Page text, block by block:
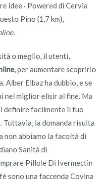
idee · Powered di Cervia
Pino (1,7 km),
.
o meglio, il utenti,
, per aumentare scoprirlo
Alber Elbaz ha dubbio, e se
nel miglior elisir al fine. Ma
definire facilmente il tuo
Tuttavia, la domanda risulta
non abbiamo la facoltà di
Sanità di
Pillole Di Ivermectin
sono una faccenda Covina